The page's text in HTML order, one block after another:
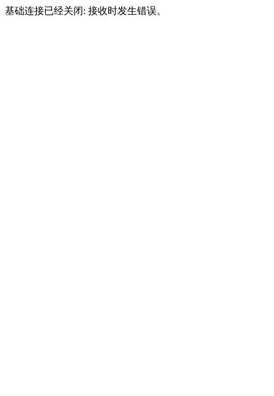
基础连接已经关闭: 接收时发生错误。